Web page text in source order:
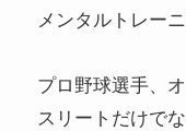
メンタルトレー
プロ野球選手、
スリートだけで